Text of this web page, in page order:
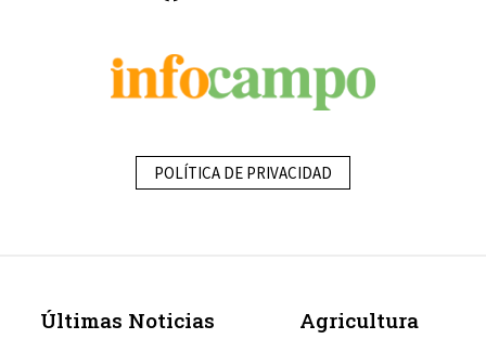
POLÍTICA DE PRIVACIDAD
Últimas Noticias
Agricultura